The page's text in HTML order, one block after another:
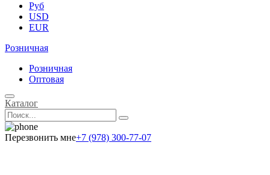
Руб
USD
EUR
Розничная
Розничная
Оптовая
Каталог
Перезвонить мне+7 (978) 300-77-07